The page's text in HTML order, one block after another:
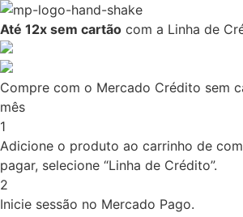
Até 12x sem cartão com a Linha de
Compre com o Mercado Crédito sem
mês
1
Adicione o produto ao carrinho de
pagar, selecione “Linha de Crédito”.
2
Inicie sessão no Mercado Pago.